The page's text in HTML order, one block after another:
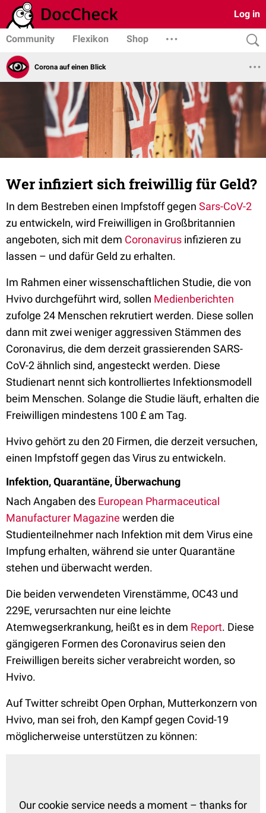
Log in
Community Flexikon Shop
Corona auf einen Blick
Wer infiziert sich freiwillig für Geld?
In dem Bestreben einen Impfstoff gegen Sars-CoV-2
zu entwickeln, wird Freiwilligen in Großbritannien
angeboten, sich mit dem Coronavirus infizieren zu
lassen – und dafür Geld zu erhalten.
Im Rahmen einer wissenschaftlichen Studie, die von
Hvivo durchgeführt wird, sollen Medienberichten
zufolge 24 Menschen rekrutiert werden. Diese sollen
dann mit zwei weniger aggressiven Stämmen des
Coronavirus, die dem derzeit grassierenden SARS-
CoV-2 ähnlich sind, angesteckt werden. Diese
Studienart nennt sich kontrolliertes Infektionsmodell
beim Menschen. Solange die Studie läuft, erhalten die
Freiwilligen mindestens 100 £ am Tag.
Hvivo gehört zu den 20 Firmen, die derzeit versuchen,
einen Impfstoff gegen das Virus zu entwickeln.
Infektion, Quarantäne, Überwachung
Nach Angaben des European Pharmaceutical
Manufacturer Magazine werden die
Studienteilnehmer nach Infektion mit dem Virus eine
Impfung erhalten, während sie unter Quarantäne
stehen und überwacht werden.
Die beiden verwendeten Virenstämme, OC43 und
229E, verursachten nur eine leichte
Atemwegserkrankung, heißt es in dem Report. Diese
gängigeren Formen des Coronavirus seien den
Freiwilligen bereits sicher verabreicht worden, so
Hvivo.
Auf Twitter schreibt Open Orphan, Mutterkonzern von
Hvivo, man sei froh, den Kampf gegen Covid-19
möglicherweise unterstützen zu können:
Our cookie service needs a moment – thanks for